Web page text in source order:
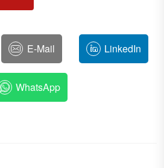
E-Mail LinkedIn
WhatsApp